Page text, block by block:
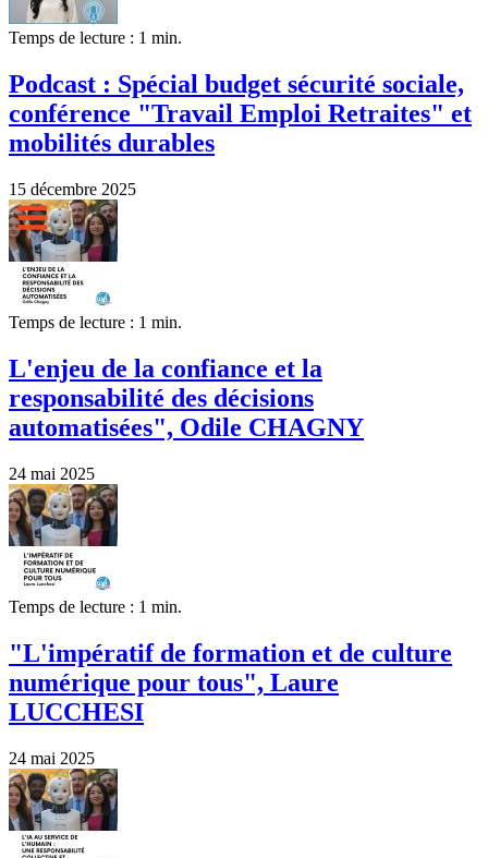
Temps de lecture : 1 min.
Podcast : Spécial budget sécurité sociale,
conférence "Travail Emploi Retraites" et
mobilités durables
15 décembre 2025
Temps de lecture : 1 min.
L'enjeu de la confiance et la
responsabilité des décisions
automatisées", Odile CHAGNY
24 mai 2025
Temps de lecture : 1 min.
"L'impératif de formation et de culture
numérique pour tous", Laure
LUCCHESI
24 mai 2025